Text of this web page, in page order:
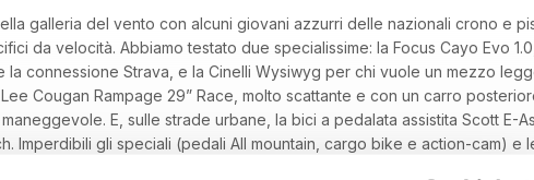
galleria del vento con alcuni giovani azzurri delle nazionali crono e
da velocità. Abbiamo testato due specialissime: la Focus Cayo Evo
la connessione Strava, e la Cinelli Wysiwyg per chi vuole un mezzo
Cougan Rampage 29” Race, molto scattante e con un carro
E, sulle strade urbane, la bici a pedalata assistita Scott E-
Imperdibili gli speciali (pedali All mountain, cargo bike e action-cam) e